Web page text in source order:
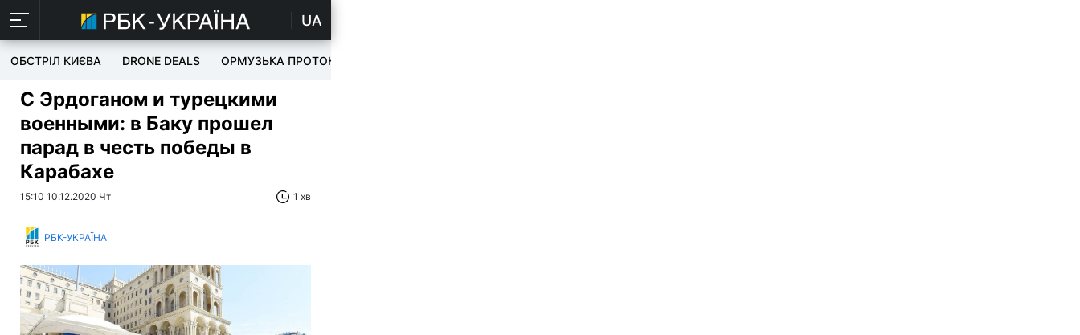
UA
ОБСТРІЛ КИЄВА DRONE DEALS ОРМУЗЬКА ПРОТОКА
С Эрдоганом и турецкими
военными: в Баку прошел
парад в честь победы в
Карабахе
15:10 10.12.2020 Чт 1 хв
РБК-УКРАЇНА